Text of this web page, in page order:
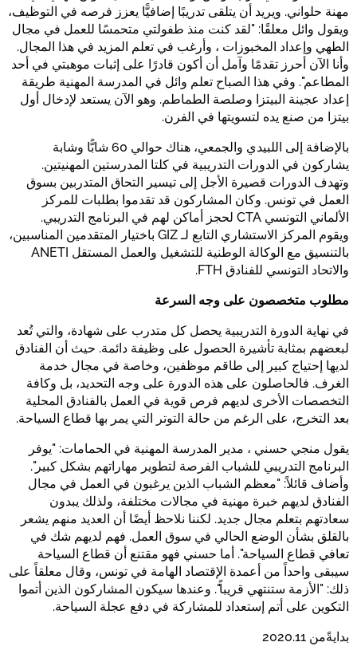
مهنة حلواني. ويريد أن يتلقى تدريبًا إضافيًّا يعزز فرصه في التوظيف،
ويقول وائل معلقًا: "لقد كنت منذ طفولتي متحمسًا للعمل في مجال
الطهي وإعداد المخبوزات ، وأرغب في تعلم المزيد في هذا المجال.
وأنا الآن أحرز تقدمًا وآمل أن أكون قادرًا على إثبات موهبتي في أحد
المطاعم". وفي هذا الصباح تعلم وائل في المدرسة المهنية طريقة
إعداد عجينة البيتزا وصلصة الطماطم. وهو الآن يستعد لإدخال أول
بيتزا من صنع يده لتسويتها في الفرن.
بالإضافة إلى اللبيدي والجمعي، هناك حوالي 60 شابًّا وشابة
يشاركون في الدورات التدريبية في كلتا المدرستين المهنيتين.
وتهدف الدورات قصيرة الأجل إلى تيسير التحاق المتدربين بسوق
العمل في تونس. وكان المشاركون قد تقدموا بطلبات للمركز
الألماني التونسي CTA لحجز أماكن لهم في البرنامج التدريبي.
ويقوم المركز الاستشاري التابع لـ GIZ باختيار المتقدمين المناسبين،
بالتنسيق مع الوكالة الوطنية للتشغيل والعمل المستقل ANETI
والاتحاد التونسي للفنادق FTH.
مطلوب متخصصون على وجه السرعة
في نهاية الدورة التدريبية يحصل كل متدرب على شهادة، والتي تُعد
لبعضهم بمثابة تأشيرة الحصول على وظيفة دائمة. حيث أن الفنادق
لديها إحتياج كبير إلى طاقم موظفين، وخاصة في مجال خدمة
الغرف. فالحاصلون على هذه الدورة على وجه التحديد، بل وكافة
التخصصات الأخرى لديهم فرص قوية في العمل بالفنادق المحلية
بعد التخرج، على الرغم من حالة التوتر التي يمر بها قطاع السياحة.
يقول منجي حسني ، مدير المدرسة المهنية في الحمامات: "يوفر
البرنامج التدريبي للشباب الفرصة لتطوير مهاراتهم بشكل كبير".
وأضاف قائلاً: "معظم الشباب الذين يرغبون في العمل في مجال
الفنادق لديهم خبرة مهنية في مجالات مختلفة، ولذلك يبدون
سعادتهم بتعلم مجال جديد. لكننا نلاحظ أيضًا أن العديد منهم يشعر
بالقلق بشأن الوضع الحالي في سوق العمل. فهم لديهم شك في
تعافي قطاع السياحة". أما حسني فهو مقتنع أن قطاع السياحة
سيبقى واحداً من أعمدة الإقتصاد الهامة في تونس، وقال معلقاً على
ذلك: "الأزمة ستنتهي قريباً". وعندها سيكون المشاركون الذين أتموا
التكوين على أتم إستعداد للمشاركة في دفع عجلة السياحة.
بدايةًمن 2020.11